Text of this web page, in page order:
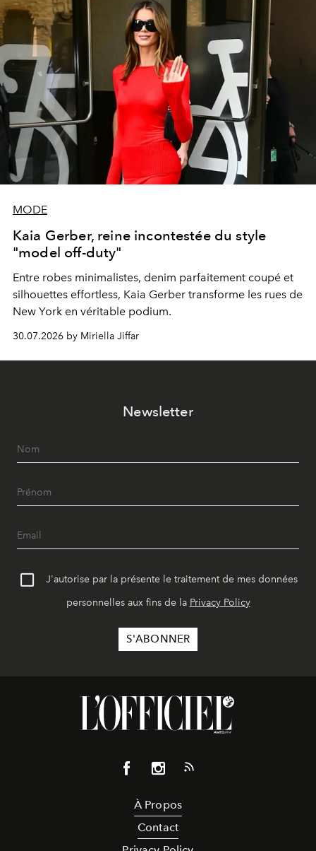
MODE
Kaia Gerber, reine incontestée du style
"model off-duty"
Entre robes minimalistes, denim parfaitement coupé et
silhouettes effortless, Kaia Gerber transforme les rues de
New York en véritable podium.
30.07.2026 by Miriella Jiffar
Newsletter
J'autorise par la présente le traitement de mes données
personnelles aux fins de la Privacy Policy
À Propos
Contact